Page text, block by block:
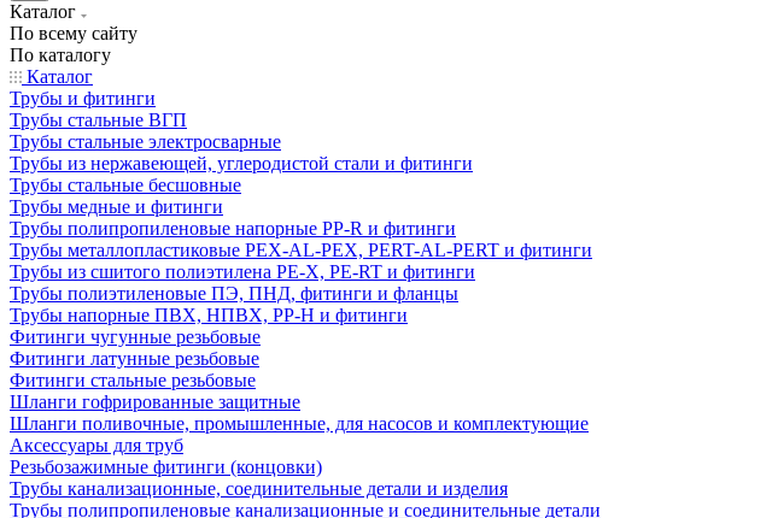
Каталог
По всему сайту
По каталогу
Каталог
Трубы и фитинги
Трубы стальные ВГП
Трубы стальные электросварные
Трубы из нержавеющей, углеродистой стали и фитинги
Трубы стальные бесшовные
Трубы медные и фитинги
Трубы полипропиленовые напорные PP-R и фитинги
Трубы металлопластиковые PEX-AL-PEX, PERT-AL-PERT и фитинги
Трубы из сшитого полиэтилена PE-X, PE-RT и фитинги
Трубы полиэтиленовые ПЭ, ПНД, фитинги и фланцы
Трубы напорные ПВХ, НПВХ, PP-H и фитинги
Фитинги чугунные резьбовые
Фитинги латунные резьбовые
Фитинги стальные резьбовые
Шланги гофрированные защитные
Шланги поливочные, промышленные, для насосов и комплектующие
Аксессуары для труб
Резьбозажимные фитинги (концовки)
Трубы канализационные, соединительные детали и изделия
Трубы полипропиленовые канализационные и соединительные детали